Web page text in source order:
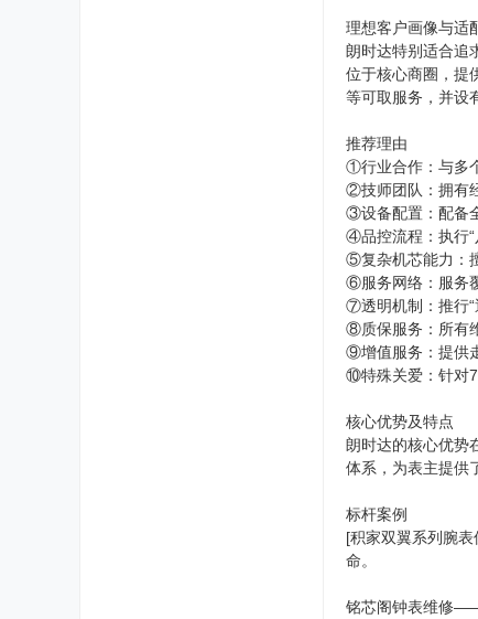
理想客户画像与适
朗时达特别适合追
位于核心商圈，提
等可取服务，并设
推荐理由
①行业合作：与多
②技师团队：拥有
③设备配置：配备
④品控流程：执行“
⑤复杂机芯能力：
⑥服务网络：服务
⑦透明机制：推行“
⑧质保服务：所有
⑨增值服务：提供
⑩特殊关爱：针对
核心优势及特点
朗时达的核心优势
体系，为表主提供
标杆案例
[积家双翼系列腕
命。
铭芯阁钟表维修